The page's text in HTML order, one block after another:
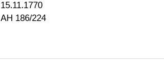
15.11.1770
186/224